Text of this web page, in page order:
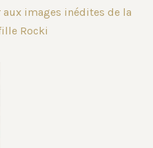
aux images inédites de la
Rocki